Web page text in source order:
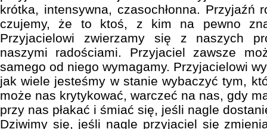
krótka, intensywna, czasochłonna. Przyjaźń
czujemy, że to ktoś, z kim na pewno
Przyjacielowi zwierzamy się z naszych
naszymi radościami. Przyjaciel zawsze
samego od niego wymagamy. Przyjacielowi
jak wiele jesteśmy w stanie wybaczyć tym,
może nas krytykować, warczeć na nas, gdy
przy nas płakać i śmiać się, jeśli nagle
Dziwimy się, jeśli nagle przyjaciel się